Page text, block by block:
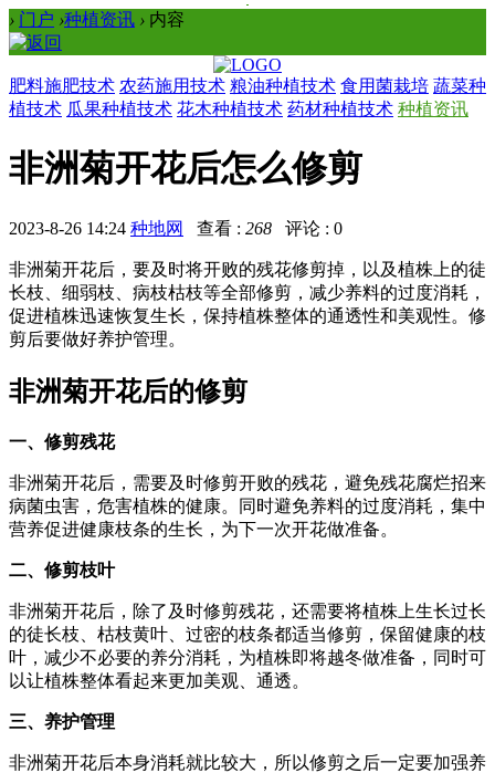
› 门户 ›种植资讯 › 内容
肥料施肥技术 农药施用技术 粮油种植技术 食用菌栽培 蔬菜种
植技术 瓜果种植技术 花木种植技术 药材种植技术 种植资讯
非洲菊开花后怎么修剪
2023-8-26 14:24 种地网 查看 : 268 评论 : 0
非洲菊开花后，要及时将开败的残花修剪掉，以及植株上的徒
长枝、细弱枝、病枝枯枝等全部修剪，减少养料的过度消耗，
促进植株迅速恢复生长，保持植株整体的通透性和美观性。修
剪后要做好养护管理。
非洲菊开花后的修剪
一、修剪残花
非洲菊开花后，需要及时修剪开败的残花，避免残花腐烂招来
病菌虫害，危害植株的健康。同时避免养料的过度消耗，集中
营养促进健康枝条的生长，为下一次开花做准备。
二、修剪枝叶
非洲菊开花后，除了及时修剪残花，还需要将植株上生长过长
的徒长枝、枯枝黄叶、过密的枝条都适当修剪，保留健康的枝
叶，减少不必要的养分消耗，为植株即将越冬做准备，同时可
以让植株整体看起来更加美观、通透。
三、养护管理
非洲菊开花后本身消耗就比较大，所以修剪之后一定要加强养